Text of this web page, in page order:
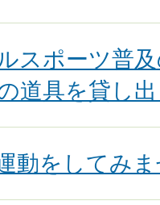
スポーツ普
道具を貸し
動をしてみ